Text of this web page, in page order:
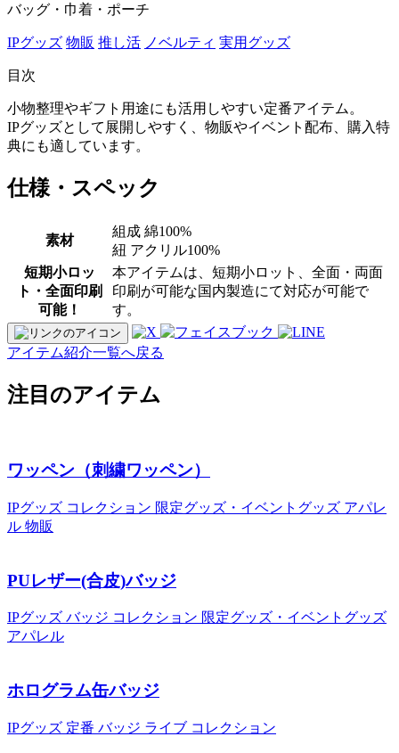
バッグ・巾着・ポーチ
IPグッズ 物販 推し活 ノベルティ 実用グッズ
目次
小物整理やギフト用途にも活用しやすい定番アイテム。
IPグッズとして展開しやすく、物販やイベント配布、購入特
典にも適しています。
仕様・スペック
素材
組成 綿100%
紐 アクリル100%
短期小ロッ
ト・全面印刷
可能！
本アイテムは、短期小ロット、全面・両面
印刷が可能な国内製造にて対応が可能で
す。
アイテム紹介一覧へ戻る
注目のアイテム
ワッペン（刺繍ワッペン）
IPグッズ コレクション 限定グッズ・イベントグッズ アパレ
ル 物販
PUレザー(合皮)バッジ
IPグッズ バッジ コレクション 限定グッズ・イベントグッズ
アパレル
ホログラム缶バッジ
IPグッズ 定番 バッジ ライブ コレクション